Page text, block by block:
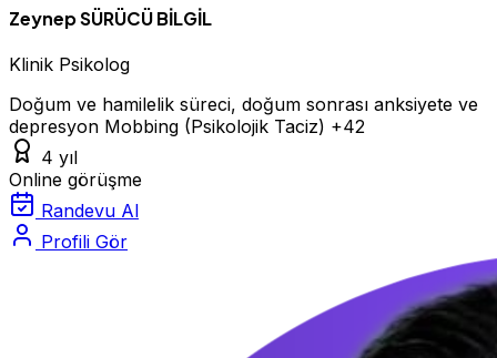
Zeynep SÜRÜCÜ BİLGİL
Klinik Psikolog
Doğum ve hamilelik süreci, doğum sonrası anksiyete ve
depresyon Mobbing (Psikolojik Taciz) +42
4 yıl
Online görüşme
Randevu Al
Profili Gör